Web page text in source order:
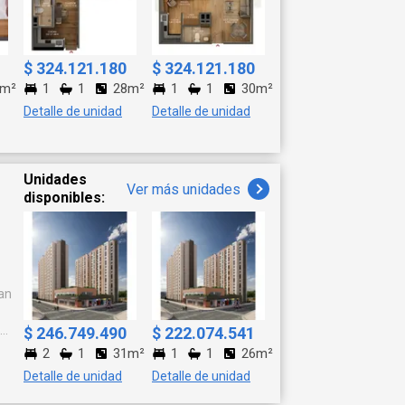
solo minutos
y rodeado de
y
oportunidad
de
de
en
$ 324.121.180
1 1 28m²
Detalle de unidad
$ 324.121.180
1 1 30m²
Detalle de unidad
Unidades
disponibles:
Ver más unidades
$ 246.749.490
2 1 31m²
Detalle de unidad
$ 222.074.541
1 1 26m²
Detalle de unidad